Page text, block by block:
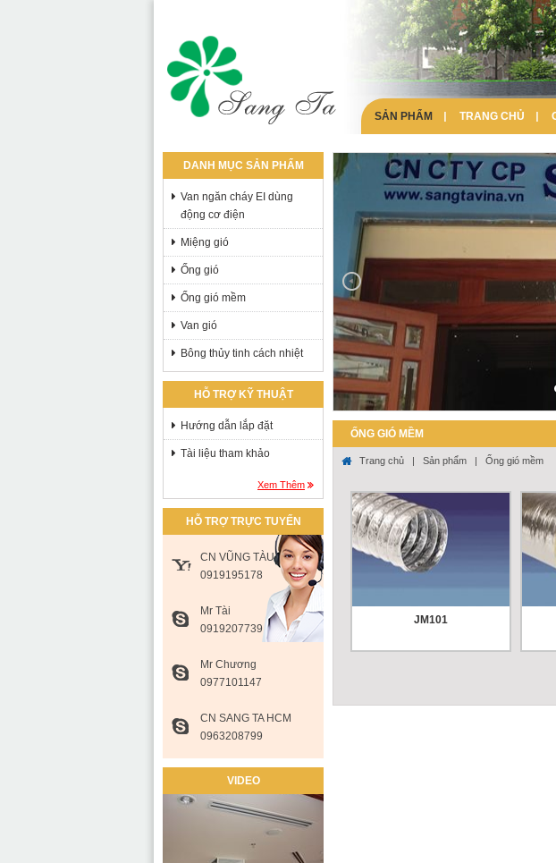
SẢN PHẨM TRANG CHỦ
DANH MỤC SẢN PHẨM
Van ngăn cháy EI dùng
động cơ điện
Miệng gió
Ống gió
Ống gió mềm
Van gió
Bông thủy tinh cách nhiệt
HỖ TRỢ KỸ THUẬT
Hướng dẫn lắp đặt
Tài liệu tham khảo
Xem Thêm
HỖ TRỢ TRỰC TUYẾN
CN VŨNG TÀU
0919195178
Mr Tài
0919207739
Mr Chương
0977101147
CN SANG TA HCM
0963208799
VIDEO
ỐNG GIÓ MỀM
Trang chủ | Sản phẩm | Ống gió mềm
JM101